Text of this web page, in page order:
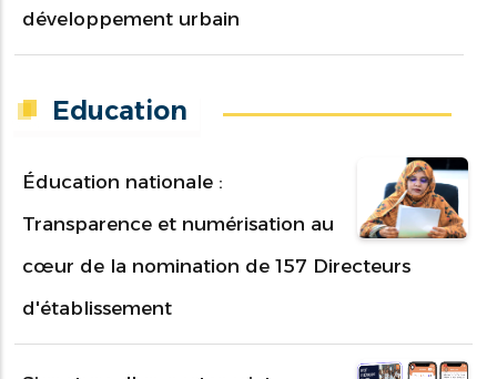
développement urbain
Education
Éducation nationale :
Transparence et numérisation au
cœur de la nomination de 157 Directeurs
d'établissement